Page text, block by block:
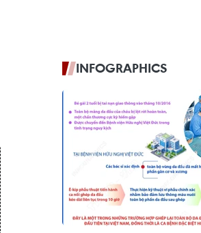
INFOGRAPHICS